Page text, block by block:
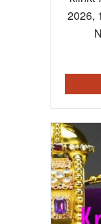
2026,